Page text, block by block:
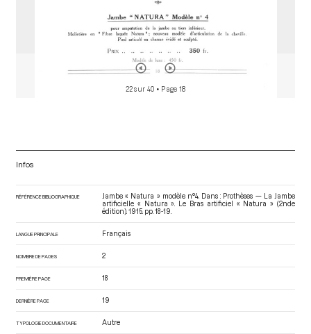
22 sur 40 • Page 18
Infos
RÉFÉRENCE BIBLIOGRAPHIQUE
Jambe « Natura » modèle n°4. Dans : Prothèses — La Jambe
artificielle « Natura ». Le Bras artificiel « Natura » (2nde
édition) . 1915. pp. 18-19.
LANGUE PRINCIPALE Français
NOMBRE DE PAGES 2
PREMIÈRE PAGE 18
DERNIÈRE PAGE 19
TYPOLOGIE DOCUMENTAIRE Autre